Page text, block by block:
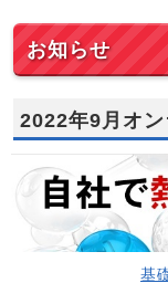
お知らせ
2022年9月オ
基